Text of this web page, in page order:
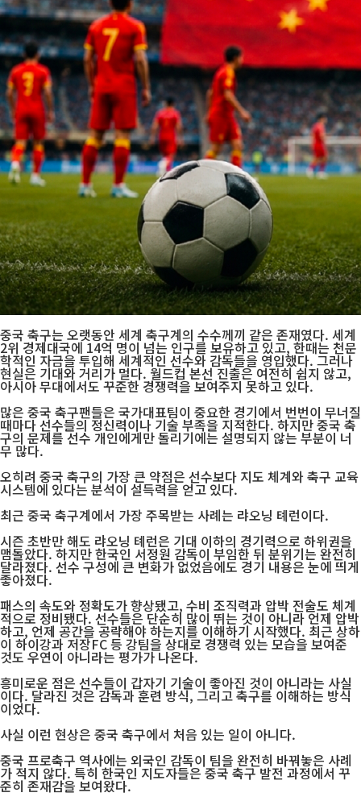
중국 축구는 오랫동안 세계 축구계의 수수께끼 같은 존재였다. 세계
2위 경제대국에 14억 명이 넘는 인구를 보유하고 있고, 한때는 천문
학적인 자금을 투입해 세계적인 선수와 감독들을 영입했다. 그러나
현실은 기대와 거리가 멀다. 월드컵 본선 진출은 여전히 쉽지 않고,
아시아 무대에서도 꾸준한 경쟁력을 보여주지 못하고 있다.
많은 중국 축구팬들은 국가대표팀이 중요한 경기에서 번번이 무너질
때마다 선수들의 정신력이나 기술 부족을 지적한다. 하지만 중국 축
구의 문제를 선수 개인에게만 돌리기에는 설명되지 않는 부분이 너
무 많다.
오히려 중국 축구의 가장 큰 약점은 선수보다 지도 체계와 축구 교육
시스템에 있다는 분석이 설득력을 얻고 있다.
최근 중국 축구계에서 가장 주목받는 사례는 랴오닝 톄런이다.
시즌 초반만 해도 랴오닝 톄런은 기대 이하의 경기력으로 하위권을
맴돌았다. 하지만 한국인 서정원 감독이 부임한 뒤 분위기는 완전히
달라졌다. 선수 구성에 큰 변화가 없었음에도 경기 내용은 눈에 띄게
좋아졌다.
패스의 속도와 정확도가 향상됐고, 수비 조직력과 압박 전술도 체계
적으로 정비됐다. 선수들은 단순히 많이 뛰는 것이 아니라 언제 압박
하고, 언제 공간을 공략해야 하는지를 이해하기 시작했다. 최근 상하
이 하이강과 저장FC 등 강팀을 상대로 경쟁력 있는 모습을 보여준
것도 우연이 아니라는 평가가 나온다.
흥미로운 점은 선수들이 갑자기 기술이 좋아진 것이 아니라는 사실
이다. 달라진 것은 감독과 훈련 방식, 그리고 축구를 이해하는 방식
이었다.
사실 이런 현상은 중국 축구에서 처음 있는 일이 아니다.
중국 프로축구 역사에는 외국인 감독이 팀을 완전히 바꿔놓은 사례
가 적지 않다. 특히 한국인 지도자들은 중국 축구 발전 과정에서 꾸
준히 존재감을 보여왔다.